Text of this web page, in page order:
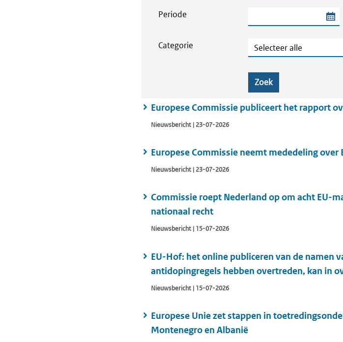
Periode Begindatum van de
Categorie Categorie
Zoek
Europese Commissie publiceert het rapport
Nieuwsbericht | 23-07-2026
Europese Commissie neemt mededeling over
Nieuwsbericht | 23-07-2026
Commissie roept Nederland op om acht EU-
nationaal recht
Nieuwsbericht | 15-07-2026
EU-Hof: het online publiceren van de namen
antidopingregels hebben overtreden, kan in
Nieuwsbericht | 15-07-2026
Europese Unie zet stappen in
Montenegro en Albanië